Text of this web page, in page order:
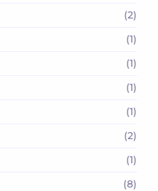
(2)
(1)
(1)
(1)
(1)
(2)
(1)
(8)